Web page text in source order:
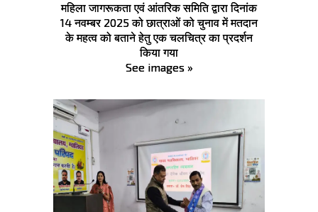
महिला जागरूकता एवं आंतरिक समिति द्वारा दिनांक
14 नवम्बर 2025 को छात्राओं को चुनाव में मतदान
के महत्व को बताने हेतु एक चलचित्र का प्रदर्शन
किया गया
See images »